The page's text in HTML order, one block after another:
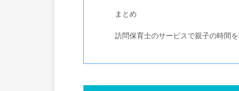
まとめ
訪問保育士のサービスで親子の時間